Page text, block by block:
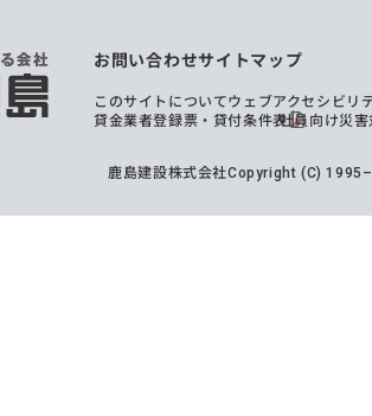
お問い合わせサイトマップ
このサイトについてウェブアクセシビリ
貸金業者登録票・貸付条件表社員向け災
鹿島建設株式会社Copyright (C)